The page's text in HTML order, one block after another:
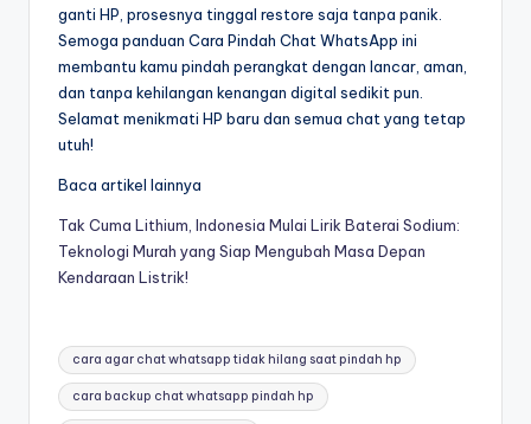
ganti HP, prosesnya tinggal restore saja tanpa panik.
Semoga panduan Cara Pindah Chat WhatsApp ini
membantu kamu pindah perangkat dengan lancar, aman,
dan tanpa kehilangan kenangan digital sedikit pun.
Selamat menikmati HP baru dan semua chat yang tetap
utuh!
Baca artikel lainnya
Tak Cuma Lithium, Indonesia Mulai Lirik Baterai Sodium:
Teknologi Murah yang Siap Mengubah Masa Depan
Kendaraan Listrik!
Tags:
cara agar chat whatsapp tidak hilang saat pindah hp
cara backup chat whatsapp pindah hp